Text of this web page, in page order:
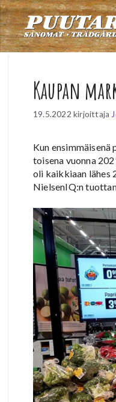
Siirry
sisältöön
Kaupan
19.5.2022 kirjoittaja
Kun
toisena vuonna
oli kaikkiaan lähes
NielsenIQ:n